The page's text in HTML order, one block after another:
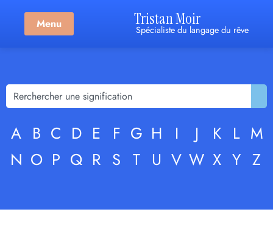
Menu Tristan Moir
Spécialiste du langage du rêve
A B C D E F G H I J K L M
N O P Q R S T U V W X Y Z